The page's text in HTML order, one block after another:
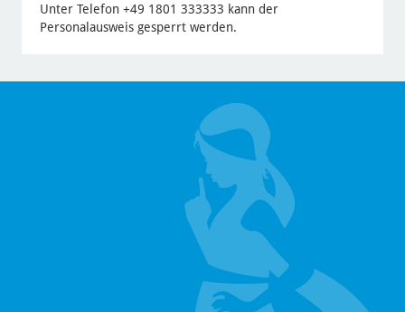
Unter Telefon +49 1801 333333 kann der
Personalausweis gesperrt werden.